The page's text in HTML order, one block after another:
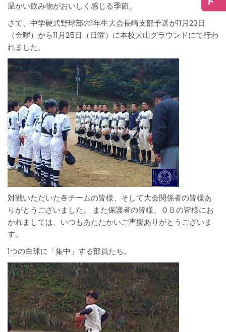
温かい飲み物がおいしく感じる季節。
さて、中学硬式野球部の1年生大会長崎支部予選が11月23日
（金曜）から11月25日（日曜）に本校大山グラウンドにて行わ
れました。
対戦いただいた各チームの皆様、そして大会関係者の皆様あ
りがとうございました。 また保護者の皆様、ＯＢの皆様にお
かれましては、いつもあたたかいご声援ありがとうございま
す。
1つの白球に「集中」する部員たち。